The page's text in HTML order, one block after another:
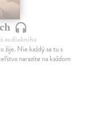
audiokniha
žije. Nie každý sa tu s
narazíte na každom